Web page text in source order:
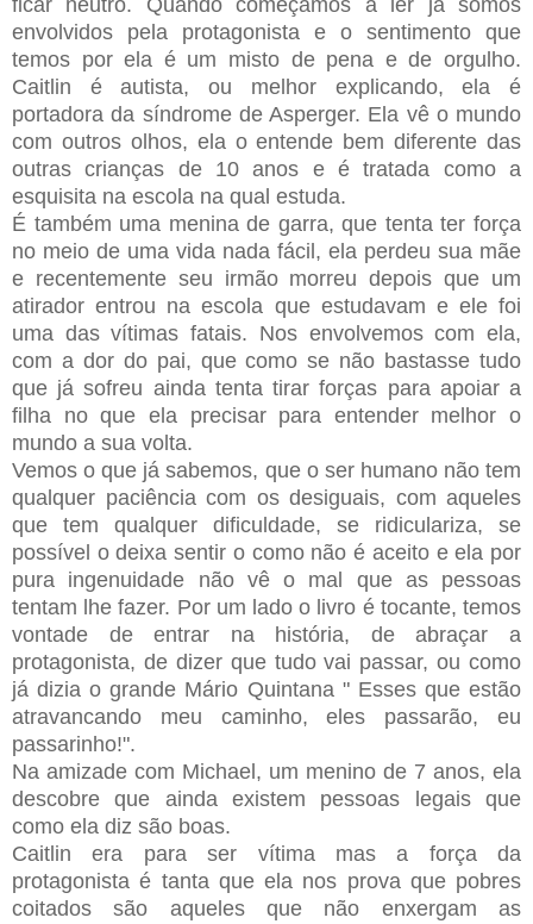
envolvidos pela protagonista e o sentimento que
temos por ela é um misto de pena e de orgulho.
Caitlin é autista, ou melhor explicando, ela é
portadora da síndrome de Asperger. Ela vê o mundo
com outros olhos, ela o entende bem diferente das
outras crianças de 10 anos e é tratada como a
esquisita na escola na qual estuda.
É também uma menina de garra, que tenta ter força
no meio de uma vida nada fácil, ela perdeu sua mãe
e recentemente seu irmão morreu depois que um
atirador entrou na escola que estudavam e ele foi
uma das vítimas fatais. Nos envolvemos com ela,
com a dor do pai, que como se não bastasse tudo
que já sofreu ainda tenta tirar forças para apoiar a
filha no que ela precisar para entender melhor o
mundo a sua volta.
Vemos o que já sabemos, que o ser humano não tem
qualquer paciência com os desiguais, com aqueles
que tem qualquer dificuldade, se ridiculariza, se
possível o deixa sentir o como não é aceito e ela por
pura ingenuidade não vê o mal que as pessoas
tentam lhe fazer. Por um lado o livro é tocante, temos
vontade de entrar na história, de abraçar a
protagonista, de dizer que tudo vai passar, ou como
já dizia o grande Mário Quintana " Esses que estão
atravancando meu caminho, eles passarão, eu
passarinho!".
Na amizade com Michael, um menino de 7 anos, ela
descobre que ainda existem pessoas legais que
como ela diz são boas.
Caitlin era para ser vítima mas a força da
protagonista é tanta que ela nos prova que pobres
coitados são aqueles que não enxergam as